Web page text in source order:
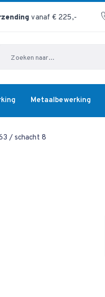
vanaf € 225,-
Metaalbewerking
/ schacht 8